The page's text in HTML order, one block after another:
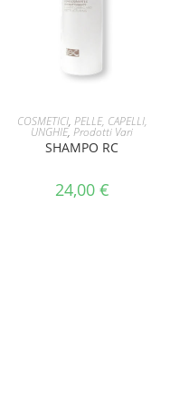
AGGIUNGI AL CARRELLO
COSMETICI, PELLE, CAPELLI,
UNGHIE,Prodotti Vari
SHAMPO RC
24,00 €